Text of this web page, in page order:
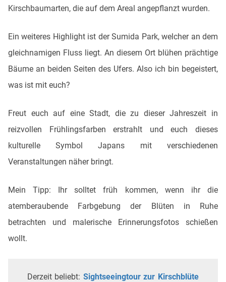
Kirschbaumarten, die auf dem Areal angepflanzt wurden.
Ein weiteres Highlight ist der Sumida Park, welcher an dem
gleichnamigen Fluss liegt. An diesem Ort blühen prächtige
Bäume an beiden Seiten des Ufers. Also ich bin begeistert,
was ist mit euch?
Freut euch auf eine Stadt, die zu dieser Jahreszeit in
reizvollen Frühlingsfarben erstrahlt und euch dieses
kulturelle Symbol Japans mit verschiedenen
Veranstaltungen näher bringt.
Mein Tipp: Ihr solltet früh kommen, wenn ihr die
atemberaubende Farbgebung der Blüten in Ruhe
betrachten und malerische Erinnerungsfotos schießen
wollt.
Derzeit beliebt: Sightseeingtour zur Kirschblüte